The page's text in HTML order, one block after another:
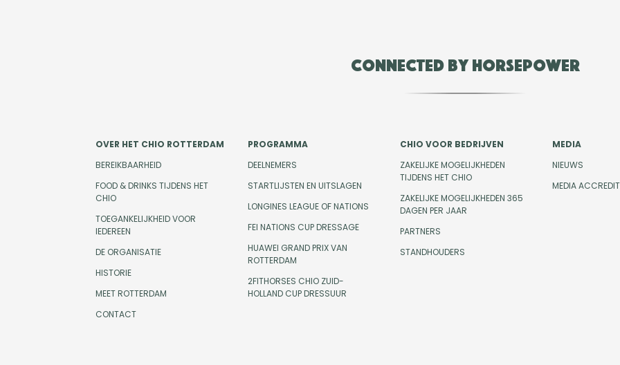
Connected by Horsepower
OVER HET CHIO ROTTERDAM
BEREIKBAARHEID
FOOD & DRINKS TIJDENS HET
CHIO
TOEGANKELIJKHEID VOOR
IEDEREEN
DE ORGANISATIE
HISTORIE
MEET ROTTERDAM
CONTACT
PROGRAMMA
DEELNEMERS
STARTLIJSTEN EN UITSLAGEN
LONGINES LEAGUE OF NATIONS
FEI NATIONS CUP DRESSAGE
HUAWEI GRAND PRIX VAN
ROTTERDAM
2FITHORSES CHIO ZUID-
HOLLAND CUP DRESSUUR
CHIO VOOR BEDRIJVEN
ZAKELIJKE MOGELIJKHEDEN
TIJDENS HET CHIO
ZAKELIJKE MOGELIJKHEDEN 365
DAGEN PER JAAR
PARTNERS
STANDHOUDERS
MEDIA
NIEUWS
MEDIA